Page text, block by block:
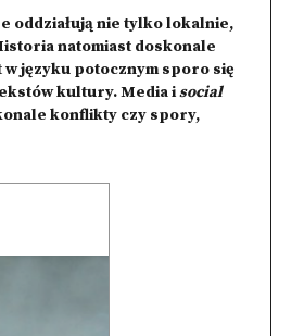
oddziałują nie tylko lokalnie,
natomiast doskonale
języku potocznym sporo się
kultury. Media isocial
konflikty czy spory,